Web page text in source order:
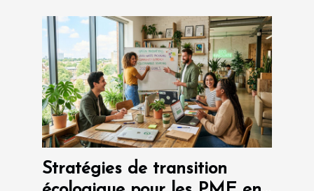
Stratégies de transition